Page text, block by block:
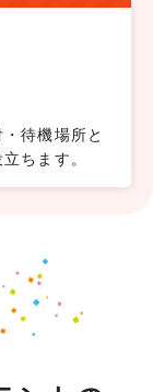
待機場所と
ちます。